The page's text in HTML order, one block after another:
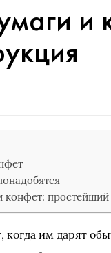
и
конфет:
им дарят